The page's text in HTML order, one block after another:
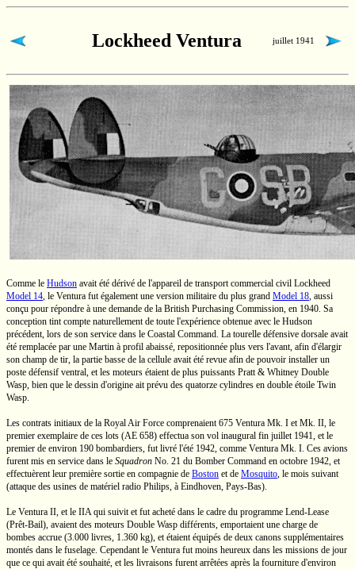
Lockheed Ventura juillet 1941
Comme le Hudson avait été dérivé de l'appareil de transport commercial civil Lockheed
Model 14, le Ventura fut également une version militaire du plus grand Model 18, aussi
conçu pour répondre à une demande de la British Purchasing Commission, en 1940. Sa
conception tint compte naturellement de toute l'expérience obtenue avec le Hudson
précédent, lors de son service dans le Coastal Command. La tourelle défensive dorsale avait
été remplacée par une Martin à profil abaissé, repositionnée plus vers l'avant, afin d'élargir
son champ de tir, la partie basse de la cellule avait été revue afin de pouvoir installer un
poste défensif ventral, et les moteurs étaient de plus puissants Pratt & Whitney Double
Wasp, bien que le dessin d'origine ait prévu des quatorze cylindres en double étoile Twin
Wasp.
Les contrats initiaux de la Royal Air Force comprenaient 675 Ventura Mk. I etMk. II, le
premier exemplaire de ces lots (AE 658) effectua son vol inaugural fin juillet 1941, et le
premier de environ 190 bombardiers, fut livré l'été 1942, comme Ventura Mk. I. Ces avions
furent mis en service dans le Squadron No. 21 du Bomber Command en octobre 1942, et
effectuèrent leur première sortie en compagnie de Boston et de Mosquito, le mois suivant
(attaque des usines de matériel radio Philips, à Eindhoven, Pays-Bas).
Le Ventura II, et le IIA qui suivit et fut acheté dans le cadre du programme Lend-Lease
(Prêt-Bail), avaient des moteurs Double Wasp différents, emportaient une charge de
bombes accrue (3.000 livres, 1.360 kg), et étaient équipés de deux canons supplémentaires
montés dans le fuselage. Cependant le Ventura fut moins heureux dans les missions de jour
que ce qui avait été souhaité, et les livraisons furent arrêtées après la fourniture d'environ